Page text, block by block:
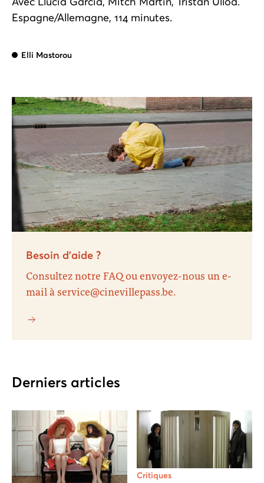
Espagne/Allemagne, 114 minutes.
Elli Mastorou
Besoin d’aide ?
Consultez notre FAQ ou envoyez-nous un e-
mail à service@cinevillepass.be.
Derniers articles
Critiques